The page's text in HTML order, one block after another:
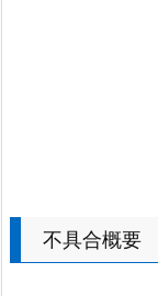
不具合概要